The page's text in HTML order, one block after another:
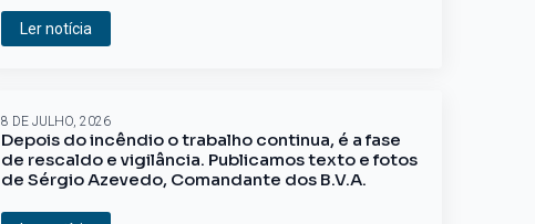
Ler notícia
Depois do incêndio o trabalho continua, é a fase
de rescaldo e vigilância. Publicamos texto e fotos
de Sérgio Azevedo, Comandante dos B.V.A.
8 DE JULHO, 2026